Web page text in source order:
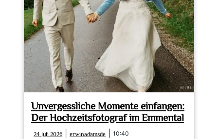
Unvergessliche Momente einfangen:
Der Hochzeitsfotograf im Emmental
24 Juli 2026 erwinadamsde erwinadamsde
10:40